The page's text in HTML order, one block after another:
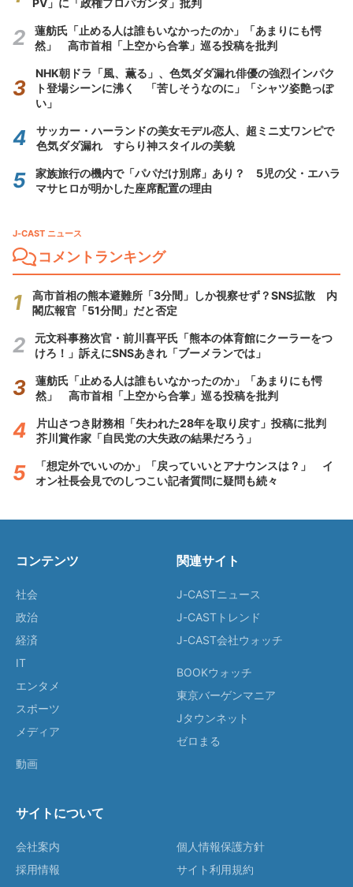
PV」に「政権プロパガンダ」批判
蓮舫氏「止める人は誰もいなかったのか」「あまりにも愕
然」 高市首相「上空から合掌」巡る投稿を批判
NHK朝ドラ「風、薫る」、色気ダダ漏れ俳優の強烈インパク
ト登場シーンに沸く 「苦しそうなのに」「シャツ姿艶っぽ
い」
サッカー・ハーランドの美女モデル恋人、超ミニ丈ワンピで
色気ダダ漏れ すらり神スタイルの美貌
家族旅行の機内で「パパだけ別席」あり？ 5児の父・エハラ
マサヒロが明かした座席配置の理由
J-CAST ニュース
コメントランキング
高市首相の熊本避難所「3分間」しか視察せず？SNS拡散 内
閣広報官「51分間」だと否定
元文科事務次官・前川喜平氏「熊本の体育館にクーラーをつ
けろ！」訴えにSNSあきれ「ブーメランでは」
蓮舫氏「止める人は誰もいなかったのか」「あまりにも愕
然」 高市首相「上空から合掌」巡る投稿を批判
片山さつき財務相「失われた28年を取り戻す」投稿に批判
芥川賞作家「自民党の大失政の結果だろう」
「想定外でいいのか」「戻っていいとアナウンスは？」 イ
オン社長会見でのしつこい記者質問に疑問も続々
コンテンツ
社会
政治
経済
IT
エンタメ
スポーツ
メディア
動画
関連サイト
J-CASTニュース
J-CASTトレンド
J-CAST会社ウォッチ
BOOKウォッチ
東京バーゲンマニア
Jタウンネット
ゼロまる
サイトについて
会社案内
採用情報
個人情報保護方針
サイト利用規約